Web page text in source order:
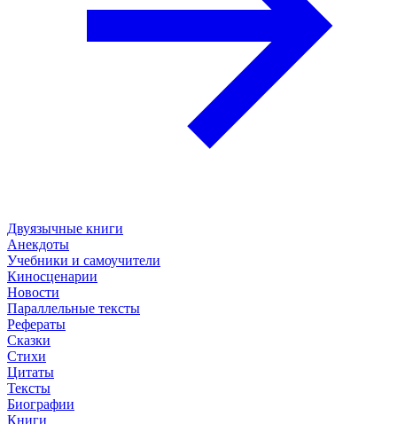
Двуязычные книги
Анекдоты
Учебники и самоучители
Киносценарии
Новости
Параллельные тексты
Рефераты
Сказки
Стихи
Цитаты
Тексты
Биографии
Книги